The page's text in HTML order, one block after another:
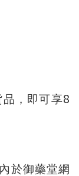
品 ，即可享8
於御藥堂網